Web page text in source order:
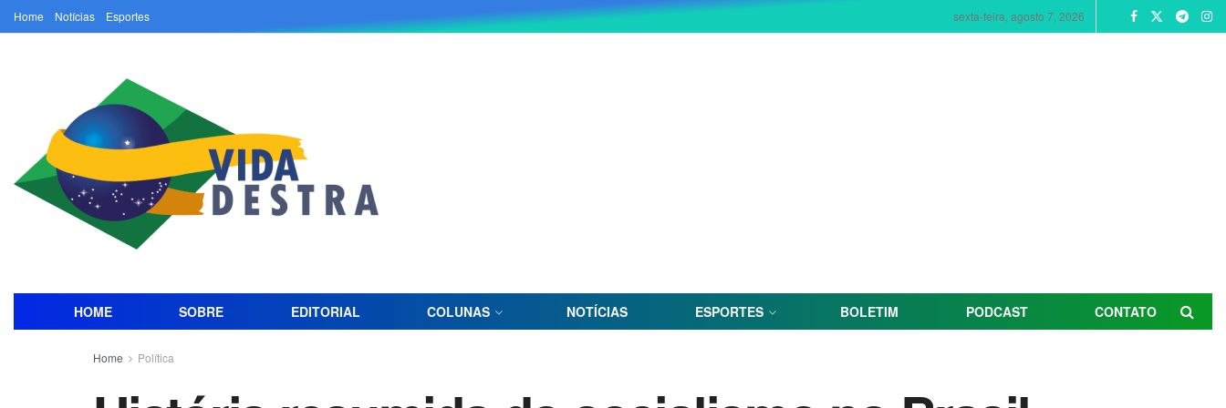
Home Notícias Esportes sexta-feira, agosto 7, 2026
HOME SOBRE EDITORIAL COLUNAS NOTÍCIAS ESPORTES BOLETIM PODCAST CONTATO
Home Política